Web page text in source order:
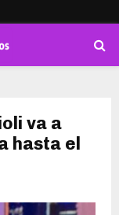
va a
hasta el